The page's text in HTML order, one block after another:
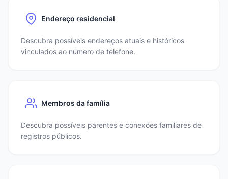
Endereço residencial
Descubra possíveis endereços atuais e históricos
vinculados ao número de telefone.
Membros da família
Descubra possíveis parentes e conexões familiares de
registros públicos.